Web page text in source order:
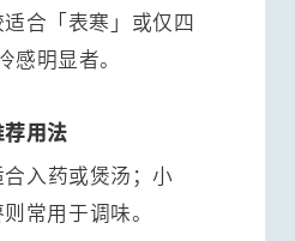
合「表寒」或仅四
感明显者。
荐用法
入药或煲汤；小
常用于调味。